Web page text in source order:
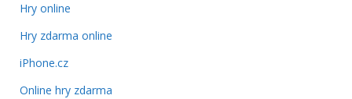
Hry online
Hry zdarma online
iPhone.cz
Online hry zdarma